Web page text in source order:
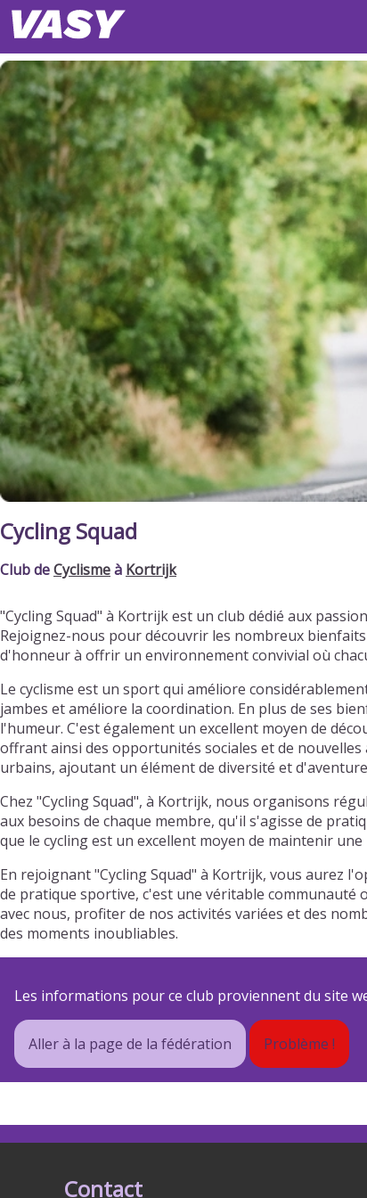
Cycling Squad
Club deCyclismeà Kortrijk
"Cycling Squad" à Kortrijk est un club dédié aux
Rejoignez-nous pour découvrir les nombreux
d'honneur à offrir un environnement convivial où
Le cyclisme est un sport qui améliore
jambes et améliore la coordination. En plus de ses
l'humeur. C'est également un excellent moyen de
offrant ainsi des opportunités sociales et de
urbains, ajoutant un élément de diversité et
Chez "Cycling Squad", à Kortrijk, nous organisons
aux besoins de chaque membre, qu'il s'agisse de
que le cycling est un excellent moyen de maintenir
En rejoignant "Cycling Squad" à Kortrijk, vous aurez
de pratique sportive, c'est une véritable
avec nous, profiter de nos activités variées et des
des moments inoubliables.
Les informations pour ce club proviennent du site
Aller à la page de la fédération Problème !
Contact